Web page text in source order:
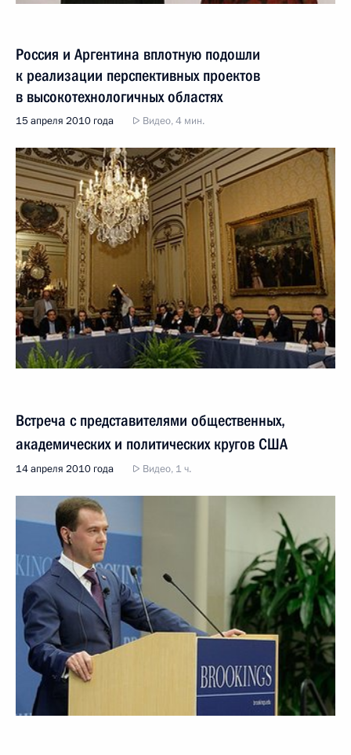
Россия и Аргентина вплотную подошли
к реализации перспективных проектов
в высокотехнологичных областях
15 апреля 2010 года Видео, 4 мин.
Встреча с представителями общественных,
академических и политических кругов США
14 апреля 2010 года Видео, 1 ч.